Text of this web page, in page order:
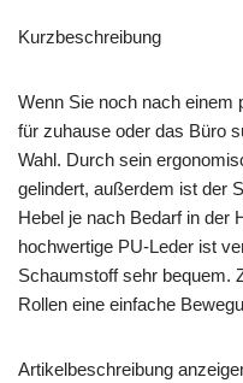
Kurzbeschreibung
Wenn Sie noch nach einem
für zuhause oder das Büro
Wahl. Durch sein
gelindert, außerdem ist der
Hebel je nach Bedarf in der
hochwertige PU-Leder ist
Schaumstoff sehr bequem.
Rollen eine einfache
Artikelbeschreibung